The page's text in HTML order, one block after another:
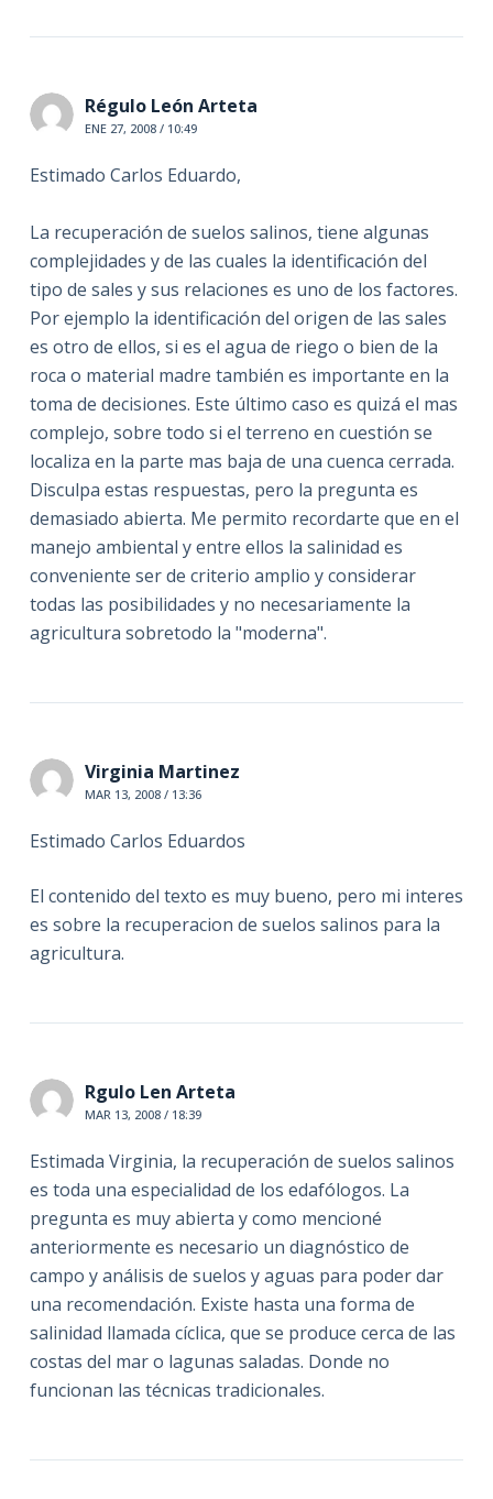
Régulo León Arteta
ENE 27, 2008 / 10:49
Estimado Carlos Eduardo,
La recuperación de suelos salinos, tiene algunas
complejidades y de las cuales la identificación del
tipo de sales y sus relaciones es uno de los factores.
Por ejemplo la identificación del origen de las sales
es otro de ellos, si es el agua de riego o bien de la
roca o material madre también es importante en la
toma de decisiones. Este último caso es quizá el mas
complejo, sobre todo si el terreno en cuestión se
localiza en la parte mas baja de una cuenca cerrada.
Disculpa estas respuestas, pero la pregunta es
demasiado abierta. Me permito recordarte que en el
manejo ambiental y entre ellos la salinidad es
conveniente ser de criterio amplio y considerar
todas las posibilidades y no necesariamente la
agricultura sobretodo la "moderna".
Virginia Martinez
MAR 13, 2008 / 13:36
Estimado Carlos Eduardos
El contenido del texto es muy bueno, pero mi interes
es sobre la recuperacion de suelos salinos para la
agricultura.
Rgulo Len Arteta
MAR 13, 2008 / 18:39
Estimada Virginia, la recuperación de suelos salinos
es toda una especialidad de los edafólogos. La
pregunta es muy abierta y como mencioné
anteriormente es necesario un diagnóstico de
campo y análisis de suelos y aguas para poder dar
una recomendación. Existe hasta una forma de
salinidad llamada cíclica, que se produce cerca de las
costas del mar o lagunas saladas. Donde no
funcionan las técnicas tradicionales.